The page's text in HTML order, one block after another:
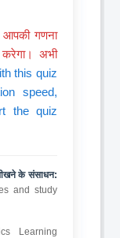
गणना
करेगा। अभी
this quiz
speed,
the quiz
के संसाधन:
and study
Learning